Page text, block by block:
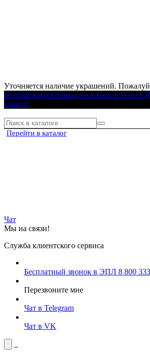
Уточняется наличие украшений.
Бесплатная доставка до салона, пункта
адреса!
Перейти в каталог
Чат
Мы на связи!
Служба клиентского сервиса
Бесплатный звонок в ЭПЛ 8 800
Перезвоните мне
Чат в Telegram
Чат в VK